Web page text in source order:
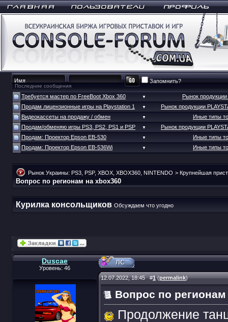
Запомнить?
Последние сообщения
Требуется мастер по FreeBoot Xbox 360 ▼
Рынок продукции
Продам лицензионные игры на Playstation 1
▼
Рынок продукции
Видеокассеты на продажу / обмен
▼
Иные типы
Продам/обменяю игры PS3, PS2, PS1 и PSP
▼
Рынок продукции
Продам: Проектор Epson EB-530
▼
Иные типы
Продам: Проектор Epson EB-536Wi
▼ Иные типы
Рынок Украины: PS3, PSP, XBOX, XBOX360, NINTENDO > Крупнейшая
Вопрос по регионам на xbox360
Курилка консольщиков Обсуждаем что угодно
Duscae
Уровень: 46
12.07.2022, 18:45#1(permalink)
Вопрос по
Продолжение